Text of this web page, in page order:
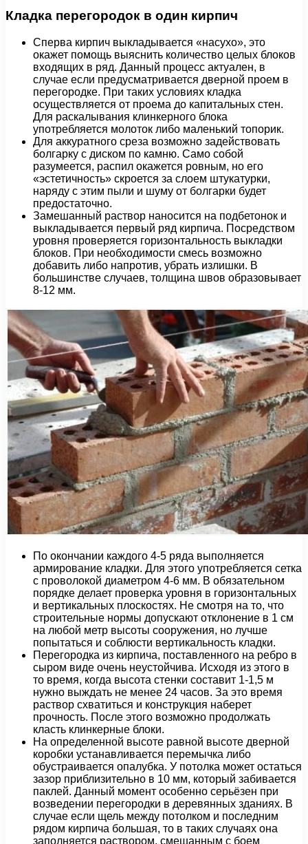
Кладка перегородок в один кирпич
Сперва кирпич выкладывается «насухо», это
окажет помощь выяснить количество целых блоков
входящих в ряд. Данный процесс актуален, в
случае если предусматривается дверной проем в
перегородке. При таких условиях кладка
осуществляется от проема до капитальных стен.
Для раскалывания клинкерного блока
употребляется молоток либо маленький топорик.
Для аккуратного среза возможно задействовать
болгарку с диском по камню. Само собой
разумеется, распил окажется ровным, но его
«эстетичность» скроется за слоем штукатурки,
наряду с этим пыли и шуму от болгарки будет
предостаточно.
Замешанный раствор наносится на подбетонок и
выкладывается первый ряд кирпича. Посредством
уровня проверяется горизонтальность выкладки
блоков. При необходимости смесь возможно
добавить либо напротив, убрать излишки. В
большинстве случаев, толщина швов образовывает
8-12 мм.
По окончании каждого 4-5 ряда выполняется
армирование кладки. Для этого употребляется сетка
с проволокой диаметром 4-6 мм. В обязательном
порядке делает проверка уровня в горизонтальных
и вертикальных плоскостях. Не смотря на то, что
строительные нормы допускают отклонение в 1 см
на любой метр высоты сооружения, но лучше
попытаться и соблюсти вертикальность кладки.
Перегородка из кирпича, поставленного на ребро в
сыром виде очень неустойчива. Исходя из этого в
то время, когда высота стенки составит 1-1,5 м
нужно выждать не менее 24 часов. За это время
раствор схватиться и конструкция наберет
прочность. После этого возможно продолжать
класть клинкерные блоки.
На определенной высоте равной высоте дверной
коробки устанавливается перемычка либо
обустраивается опалубка. У потолка может остаться
зазор приблизительно в 10 мм, который забивается
паклей. Данный момент особенно серьёзен при
возведении перегородки в деревянных зданиях. В
случае если щель между потолком и последним
рядом кирпича большая, то в таких случаях она
заполняется раствором, смешанным с боем